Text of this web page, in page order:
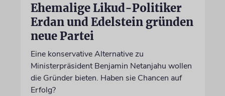
Ehemalige Likud-Politiker
Erdan und Edelstein gründen
neue Partei
Eine konservative Alternative zu
Ministerpräsident Benjamin Netanjahu wollen
die Gründer bieten. Haben sie Chancen auf
Erfolg?